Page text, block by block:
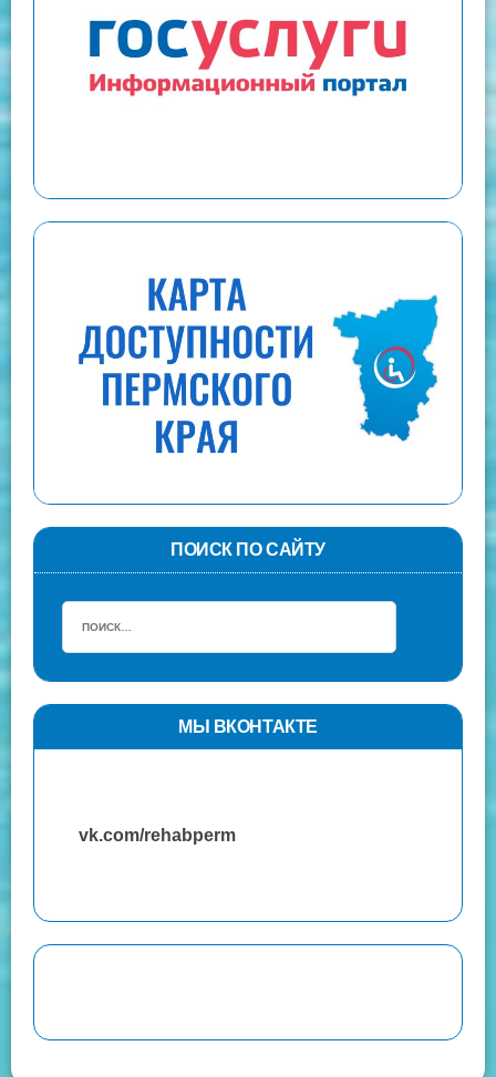
ПОИСК ПО САЙТУ
МЫ ВКОНТАКТЕ
vk.com/rehabperm